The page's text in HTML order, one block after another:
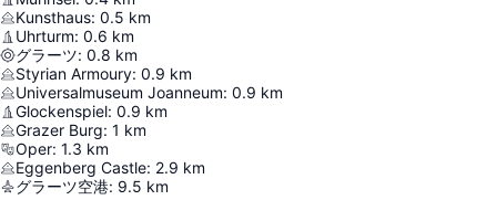
Kunsthaus: 0.5 km
Uhrturm: 0.6 km
グラーツ: 0.8 km
Styrian Armoury: 0.9 km
Universalmuseum Joanneum: 0.9 km
Glockenspiel: 0.9 km
Grazer Burg: 1 km
Oper: 1.3 km
Eggenberg Castle: 2.9 km
グラーツ空港: 9.5 km